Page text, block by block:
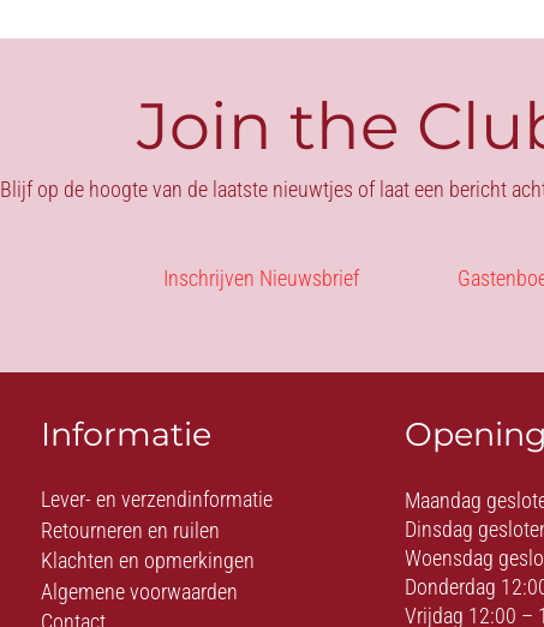
Join the
Blijf op de hoogte van de laatste nieuwtjes of laat een bericht
Inschrijven Nieuwsbrief
Informatie
Lever- en verzendinformatie
Retourneren en ruilen
Klachten en opmerkingen
Algemene voorwaarden
Maandag
Dinsdag
Woensdag
Donderdag
Vrijdag 12:00 –